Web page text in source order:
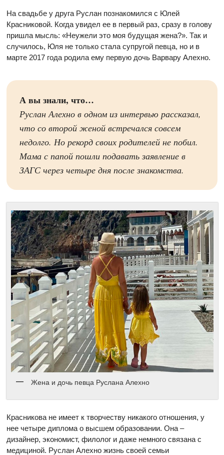
На свадьбе у друга Руслан познакомился с Юлей
Красниковой. Когда увидел ее в первый раз, сразу в голову
пришла мысль: «Неужели это моя будущая жена?». Так и
случилось, Юля не только стала супругой певца, но и в
марте 2017 года родила ему первую дочь Варвару Алехно.
А вы знали, что…
Руслан Алехно в одном из интервью рассказал,
что со второй женой встречался совсем
недолго. Но рекорд своих родителей не побил.
Мама с папой пошли подавать заявление в
ЗАГС через четыре дня после знакомства.
Жена и дочь певца Руслана Алехно
Красникова не имеет к творчеству никакого отношения, у
нее четыре диплома о высшем образовании. Она –
дизайнер, экономист, филолог и даже немного связана с
медициной. Руслан Алехно жизнь своей семьи